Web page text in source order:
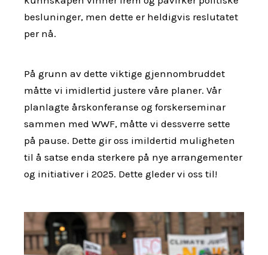
besluninger, men dette er heldigvis reslutatet
per nå.
På grunn av dette viktige gjennombruddet
måtte vi imidlertid justere våre planer. Vår
planlagte årskonferanse og forskerseminar
sammen med WWF, måtte vi dessverre sette
på pause. Dette gir oss imildertid muligheten
til å satse enda sterkere på nye arrangementer
og initiativer i 2025. Dette gleder vi oss til!